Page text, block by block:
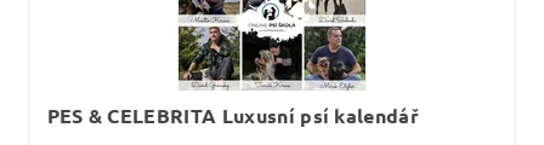
PES & CELEBRITA Luxusní psí kalendář